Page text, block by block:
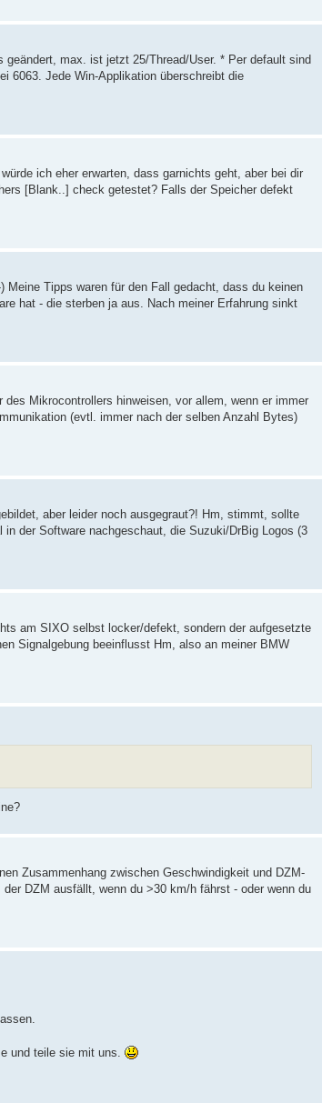
max. ist jetzt 25/Thread/User. * Per default sind
6063. Jede Win-Applikation überschreibt die
ich eher erwarten, dass garnichts geht, aber bei dir
[Blank..] check getestet? Falls der Speicher defekt
Tipps waren für den Fall gedacht, dass du keinen
hat - die sterben ja aus. Nach meiner Erfahrung sinkt
Mikrocontrollers hinweisen, vor allem, wenn er immer
(evtl. immer nach der selben Anzahl Bytes)
aber leider noch ausgegraut?! Hm, stimmt, sollte
der Software nachgeschaut, die Suzuki/DrBig Logos (3
am SIXO selbst locker/defekt, sondern der aufgesetzte
Signalgebung beeinflusst Hm, also an meiner BMW
Zusammenhang zwischen Geschwindigkeit und DZM-
DZM ausfällt, wenn du >30 km/h fährst - oder wenn du
und teile sie mit uns.